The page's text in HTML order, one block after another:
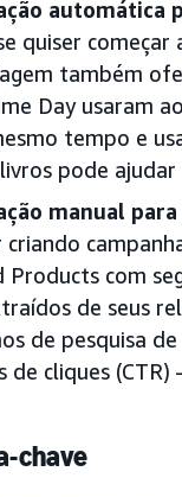
automática
quiser começar
também
Day usaram
tempo e
pode
manual
criando
Products com
de seus
de pesquisa
de cliques
chave